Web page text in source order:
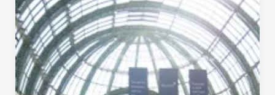
em
Dubai…
Mall
of
the
Emirates